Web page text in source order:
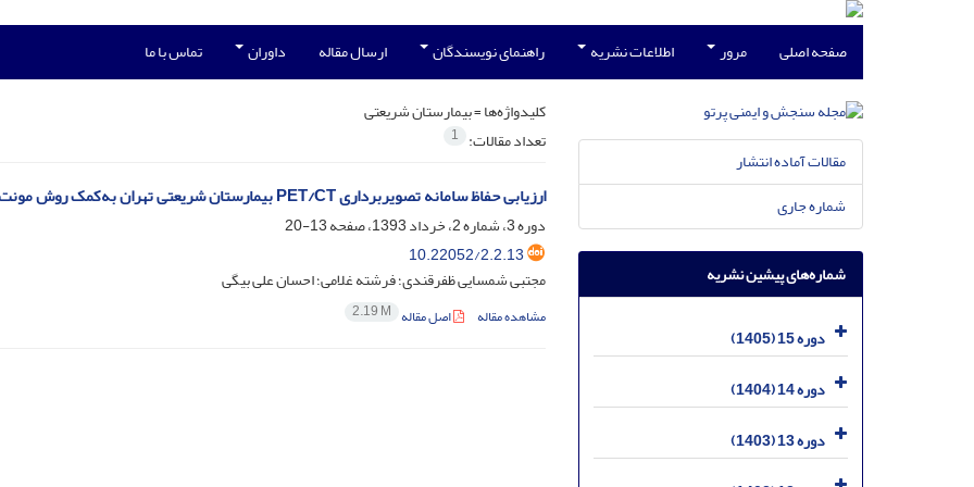
صفحه اصلی مرور اطلاعات نشریه راهنمای نویسندگان ارسال مقاله داوران تماس با ما
کلیدواژه‌ها =بیمارستان شریعتی
تعداد مقالات: 1
ارزیابی حفاظ سامانه تصویربرداری PET/CT بیمارستان شریعتی تهران به‌کمک روش مونت‌کارلو
دوره 3، شماره 2، خرداد 1393، صفحه
13-20
10.22052/2.2.13
مجتبی شمسایی ظفرقندی؛ فرشته غلامی؛ احسان علی بیگی
مشاهده مقاله اصل مقاله 2.19 M
مقالات آماده انتشار
شماره جاری
شماره‌های پیشین نشریه
دوره 15 (1405)
دوره 14 (1404)
دوره 13 (1403)